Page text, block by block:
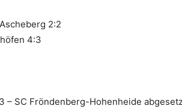
2:2
4:3
– SC Fröndenberg-Hohenheide